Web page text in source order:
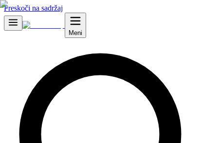
Preskoči na sadržaj
Meni